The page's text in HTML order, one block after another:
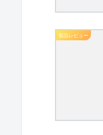
製品レビュー